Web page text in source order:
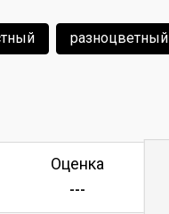
разноцветный
Оценка
---